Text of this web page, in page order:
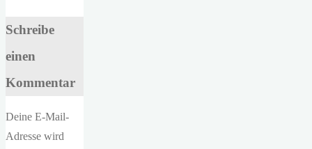
Schreibe
einen
Kommentar
Deine E-Mail-
Adresse wird